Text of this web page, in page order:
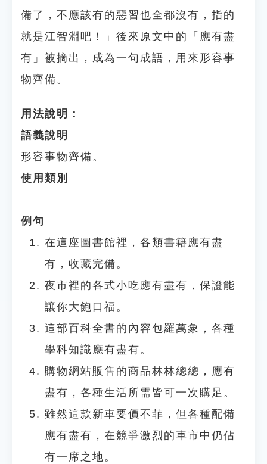
備了，不應該有的惡習也全都沒有，指的
就是江智淵吧！」後來原文中的「應有盡
有」被摘出，成為一句成語，用來形容事
物齊備。
用法說明：
語義說明
形容事物齊備。
使用類別
例句
在這座圖書館裡，各類書籍應有盡
有，收藏完備。
夜市裡的各式小吃應有盡有，保證能
讓你大飽口福。
這部百科全書的內容包羅萬象，各種
學科知識應有盡有。
購物網站販售的商品林林總總，應有
盡有，各種生活所需皆可一次購足。
雖然這款新車要價不菲，但各種配備
應有盡有，在競爭激烈的車市中仍佔
有一席之地。